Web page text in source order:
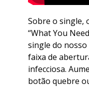
Sobre o single,
“What You
single do nosso
faixa de
infecciosa.
botão quebre